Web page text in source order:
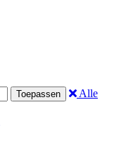
Toepassen
Alle